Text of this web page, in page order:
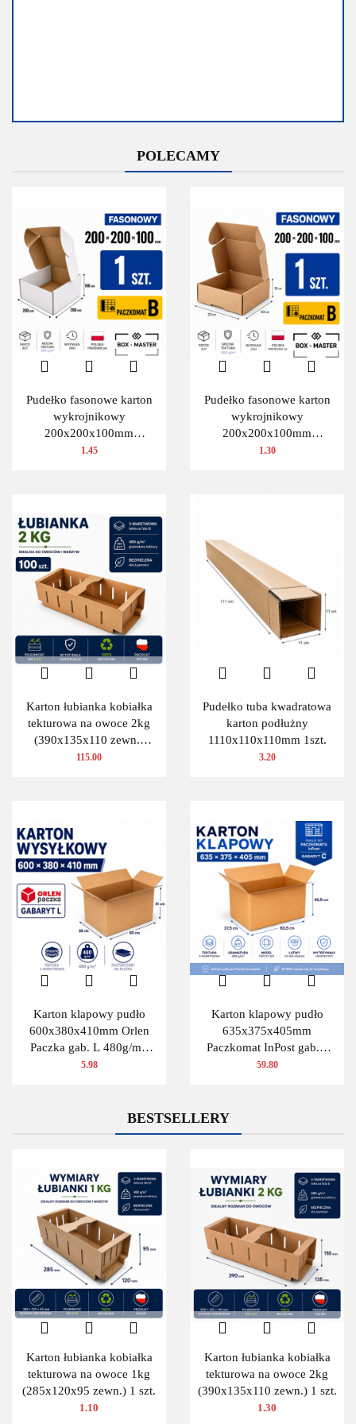
Dostępność
Średnia
Do końca promocji
pozostało
Dostępność
promocji
pozostało
POLECAMY
Pudełko fasonowe karton
wykrojnikowy
200x200x100mm
(wymiary wewnętrzne) 1
1.45
Pudełko fasonowe karton
wykrojnikowy
200x200x100mm
(wymiary wewnętrzne) 1
1.30
Karton łubianka kobiałka
tekturowa na owoce 2kg
(390x135x110 zewn.)
100 szt.
115.00
Pudełko tuba kwadratowa
karton podłużny
1110x110x110mm 1szt.
3.20
Karton klapowy pudło
600x380x410mm Orlen
Paczka gab. L 480g/m2
3W 1 szt.
5.98
Karton klapowy pudło
635x375x405mm
Paczkomat InPost gab.C
480g/m2 3W 10 szt.
59.80
BESTSELLERY
Karton łubianka kobiałka
tekturowa na owoce 1kg
(285x120x95 zewn.) 1 szt.
1.10
Karton łubianka kobiałka
tekturowa na owoce 2kg
(390x135x110 zewn.) 1 szt.
1.30